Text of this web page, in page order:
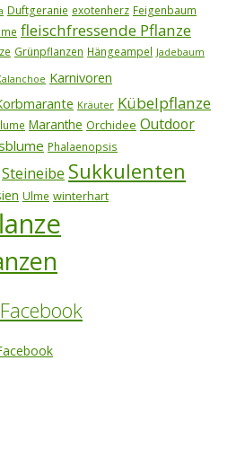
Duftgeranie exotenherz Feigenbaum
fleischfressende Pflanze
Grünpflanzen Hängeampel Jadebaum
Karnivoren
Kräuter Kübelpflanze
Maranthe Orchidee Outdoor
Phalaenopsis
Steineibe Sukkulenten
Ulme winterhart